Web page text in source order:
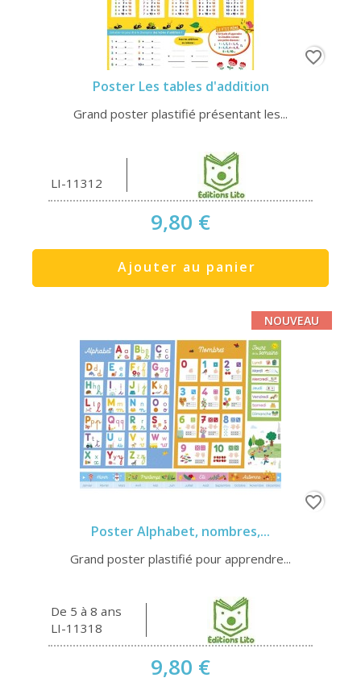
Poster Les tables d'addition
Grand poster plastifié présentant les...
LI-11312
9,80 €
Ajouter au panier
favorite_border
Poster Alphabet, nombres,...
Grand poster plastifié pour apprendre...
De 5 à 8 ans
LI-11318
9,80 €
NOUVEAU
favorite_border